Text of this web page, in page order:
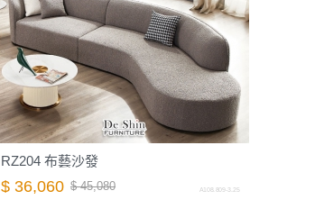
RZ204 布藝沙發
$ 36,060 $ 45,080 A108.809-3.25